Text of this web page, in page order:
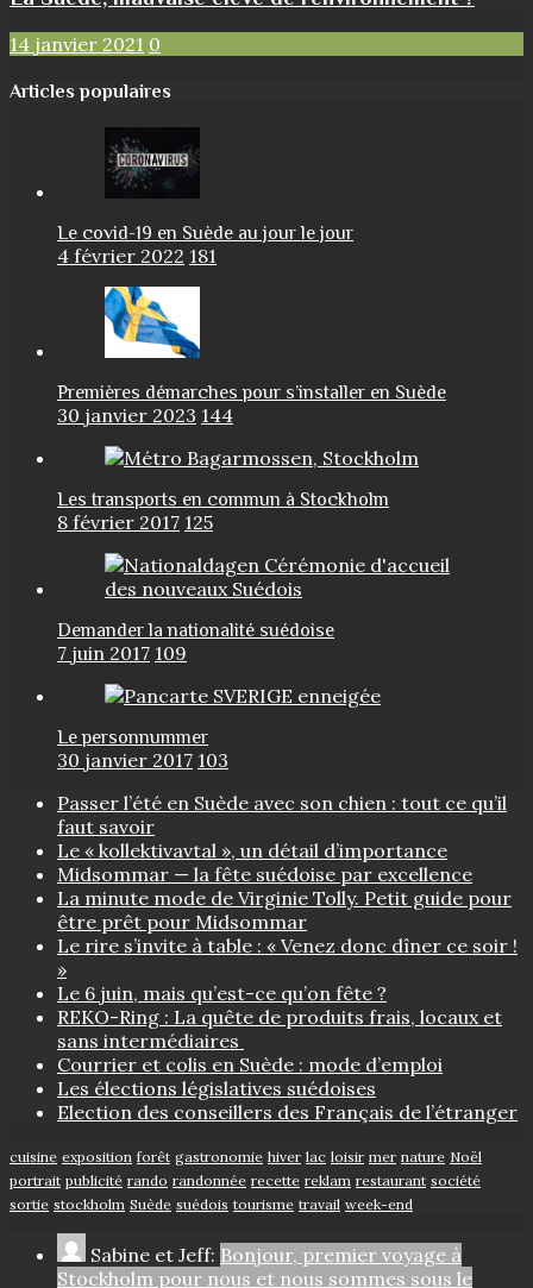
14 janvier 2021 0
Articles populaires
Le covid-19 en Suède au jour le jour
4 février 2022 181
Premières démarches pour s’installer en Suède
30 janvier 2023 144
Les transports en commun à Stockholm
8 février 2017 125
Demander la nationalité suédoise
7 juin 2017 109
Le personnummer
30 janvier 2017 103
Passer l’été en Suède avec son chien : tout ce qu’il
faut savoir
Le « kollektivavtal », un détail d’importance
Midsommar — la fête suédoise par excellence
La minute mode de Virginie Tolly. Petit guide pour
être prêt pour Midsommar
Le rire s’invite à table : « Venez donc dîner ce soir !
»
Le 6 juin, mais qu’est-ce qu’on fête ?
REKO-Ring : La quête de produits frais, locaux et
sans intermédiaires
Courrier et colis en Suède : mode d’emploi
Les élections législatives suédoises
Election des conseillers des Français de l’étranger
cuisine exposition forêt gastronomie hiver lac loisir mer nature Noël
portrait publicité rando randonnée recette reklam restaurant société
sortie stockholm Suède suédois tourisme travail week-end
Sabine et Jeff: Bonjour, premier voyage à
Stockholm pour nous et nous sommes sous le